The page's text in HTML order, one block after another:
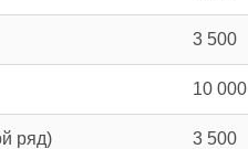
3 500
10 000
ряд) 3 500